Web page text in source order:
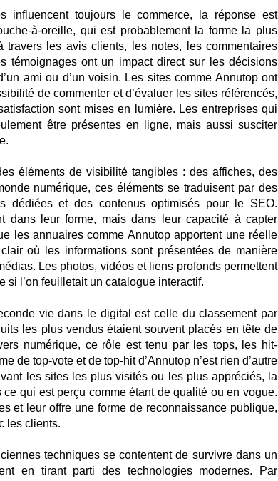
influencent toujours le commerce, la réponse est
à-oreille, qui est probablement la forme la plus
travers les avis clients, les notes, les commentaires
témoignages ont un impact direct sur les décisions
ami ou d’un voisin. Les sites comme Annutop ont
de commenter et d’évaluer les sites référencés,
sont mises en lumière. Les entreprises qui
être présentes en ligne, mais aussi susciter
éléments de visibilité tangibles : des affiches, des
numérique, ces éléments se traduisent par des
dédiées et des contenus optimisés pour le SEO.
dans leur forme, mais dans leur capacité à capter
les annuaires comme Annutop apportent une réelle
où les informations sont présentées de manière
Les photos, vidéos et liens profonds permettent
si l’on feuilletait un catalogue interactif.
vie dans le digital est celle du classement par
les plus vendus étaient souvent placés en tête de
numérique, ce rôle est tenu par les tops, les hit-
de top-vote et de top-hit d’Annutop n’est rien d’autre
les sites les plus visités ou les plus appréciés, la
qui est perçu comme étant de qualité ou en vogue.
et leur offre une forme de reconnaissance publique,
les clients.
techniques se contentent de survivre dans un
en tirant parti des technologies modernes. Par